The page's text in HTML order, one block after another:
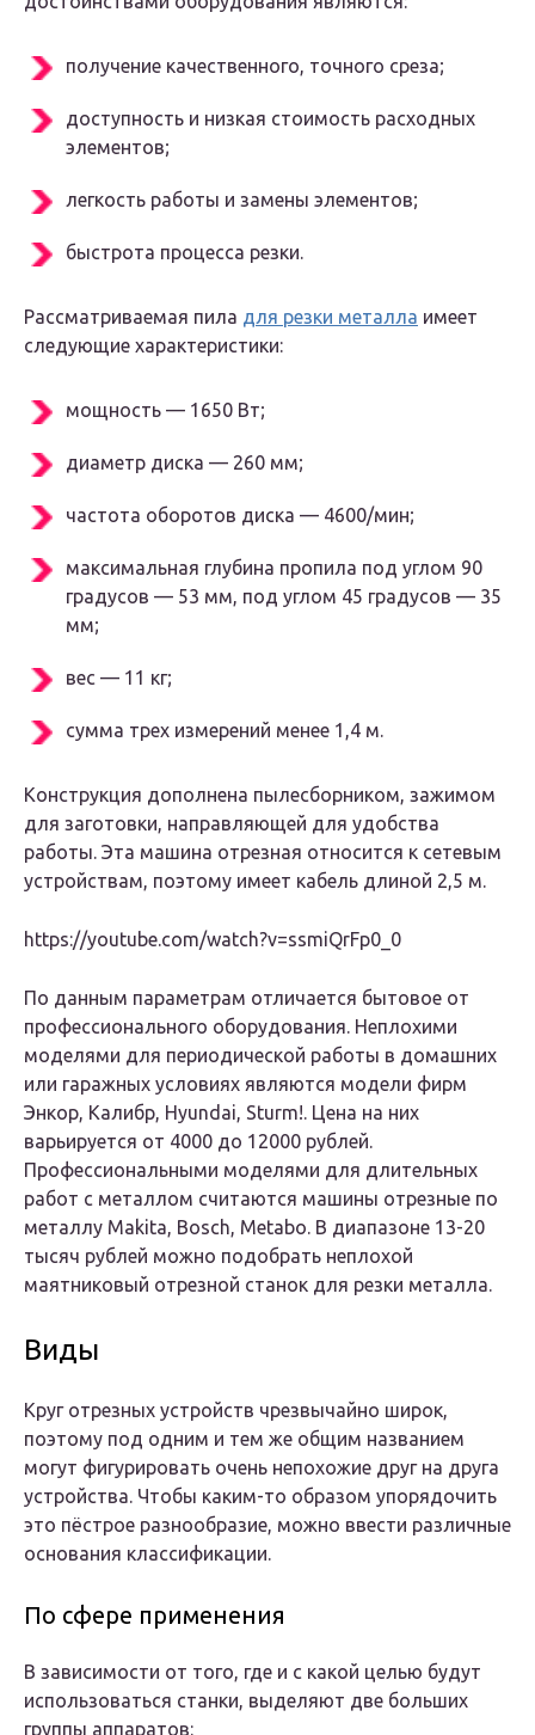
получение качественного, точного среза;
доступность и низкая стоимость расходных
элементов;
легкость работы и замены элементов;
быстрота процесса резки.
Рассматриваемая пила для резки металла имеет
следующие характеристики:
мощность — 1650 Вт;
диаметр диска — 260 мм;
частота оборотов диска — 4600/мин;
максимальная глубина пропила под углом 90
градусов — 53 мм, под углом 45 градусов — 35
мм;
вес — 11 кг;
сумма трех измерений менее 1,4 м.
Конструкция дополнена пылесборником, зажимом
для заготовки, направляющей для удобства
работы. Эта машина отрезная относится к сетевым
устройствам, поэтому имеет кабель длиной 2,5 м.
https://youtube.com/watch?v=ssmiQrFp0_0
По данным параметрам отличается бытовое от
профессионального оборудования. Неплохими
моделями для периодической работы в домашних
или гаражных условиях являются модели фирм
Энкор, Калибр, Hyundai, Sturm!. Цена на них
варьируется от 4000 до 12000 рублей.
Профессиональными моделями для длительных
работ с металлом считаются машины отрезные по
металлу Makita, Bosch, Metabo. В диапазоне 13-20
тысяч рублей можно подобрать неплохой
маятниковый отрезной станок для резки металла.
Виды
Круг отрезных устройств чрезвычайно широк,
поэтому под одним и тем же общим названием
могут фигурировать очень непохожие друг на друга
устройства. Чтобы каким-то образом упорядочить
это пёстрое разнообразие, можно ввести различные
основания классификации.
По сфере применения
В зависимости от того, где и с какой целью будут
использоваться станки, выделяют две больших
группы аппаратов: